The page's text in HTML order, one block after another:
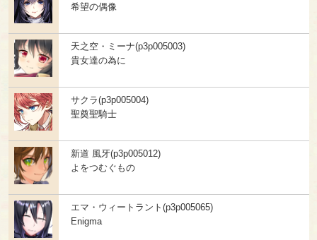
希望の偶像
天之空・ミーナ(p3p005003)
貴女達の為に
サクラ(p3p005004)
聖奠聖騎士
新道 風牙(p3p005012)
よをつむぐもの
エマ・ウィートラント(p3p005065)
Enigma